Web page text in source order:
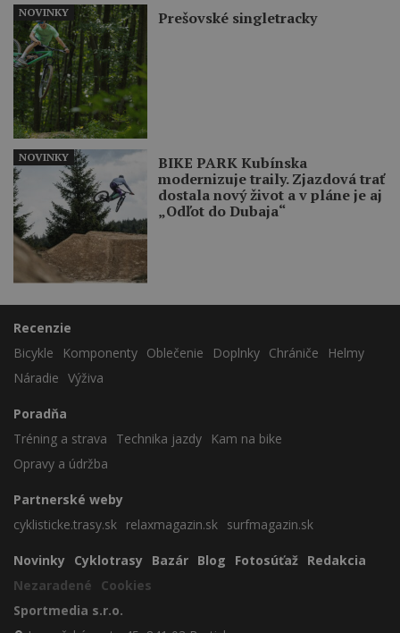
Prešovské singletracky
NOVINKY
BIKE PARK Kubínska
modernizuje traily. Zjazdová trať
dostala nový život a v pláne je aj
„Odľot do Dubaja“
NOVINKY
Recenzie
Bicykle
Komponenty Oblečenie Doplnky Chrániče
Helmy
Náradie Výživa
Poradňa
Tréning a strava
Technika jazdy
Kam na bike
Opravy a údržba
Partnerské weby
cyklisticke.trasy.sk relaxmagazin.sk surfmagazin.sk
Novinky Cyklotrasy Bazár Blog Fotosúťaž Redakcia
Nezaradené
Cookies
Sportmedia s.r.o.